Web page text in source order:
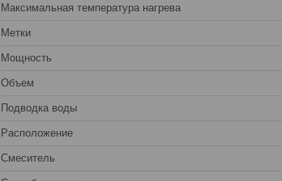
Максимальная температура нагрева
Метки
Мощность
Объем
Подводка воды
Расположение
Смеситель